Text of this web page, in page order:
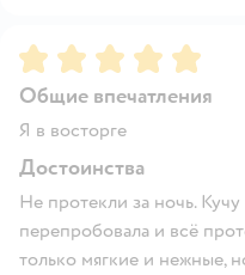
Рейтинг:5
Общие впечатления
Я в восторге
Достоинства
Не протекли за ночь.
перепробовала и всё
только мягкие и нежные,